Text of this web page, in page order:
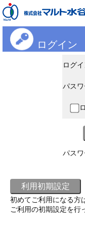
ログイン
ログ
パスワ
パス
初めてご利用になる方
ご利用の初期設定を行